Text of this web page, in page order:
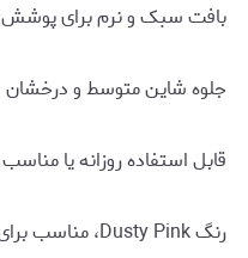
بافت سبک و نرم برای
جلوه شاین متوسط و درخشان
قابل استفاده روزانه یا
رنگ Dusty Pink، مناسب برای همه پوست‌ها